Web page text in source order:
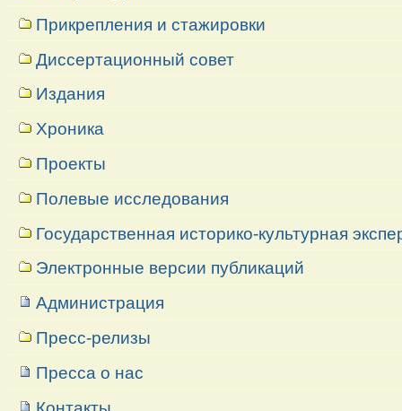
Прикрепления и стажировки
Диссертационный совет
Издания
Хроника
Проекты
Полевые исследования
Государственная историко-культурная
Электронные версии публикаций
Администрация
Пресс-релизы
Пресса о нас